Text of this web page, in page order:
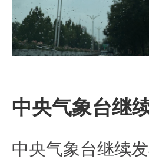
中央气象台继
中央气象台继续